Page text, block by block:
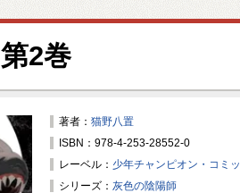
第2巻
著者： 猫野八置
ISBN：978-4-253-28552-0
レーベル： 少年チャンピオン・コミ
シリーズ： 灰色の陰陽師